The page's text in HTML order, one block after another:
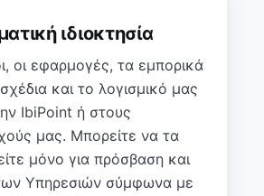
ιδιοκτησία
οι εφαρμογές, τα εμπορικά
και το λογισμικό μας
IbiPoint ή στους
μας. Μπορείτε να τα
μόνο για πρόσβαση και
Υπηρεσιών σύμφωνα με